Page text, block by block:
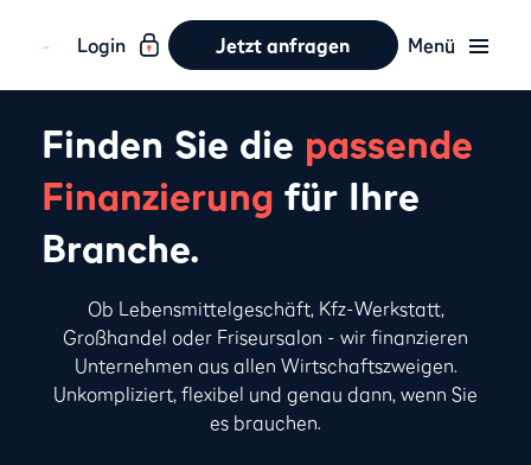
Login Jetzt anfragen Menü
Finden Sie die passende
Finanzierung für Ihre
Branche.
Ob Lebensmittelgeschäft, Kfz-Werkstatt,
Großhandel oder Friseursalon - wir finanzieren
Unternehmen aus allen Wirtschaftszweigen.
Unkompliziert, flexibel und genau dann, wenn Sie
es brauchen.